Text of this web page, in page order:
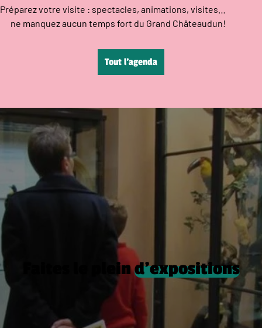
Préparez votre visite : spectacles, animations, visites…
ne manquez aucun temps fort du Grand Châteaudun!
Tout l’agenda
Faites le pleind’expositions